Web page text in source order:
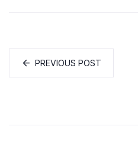
PREVIOUS POST